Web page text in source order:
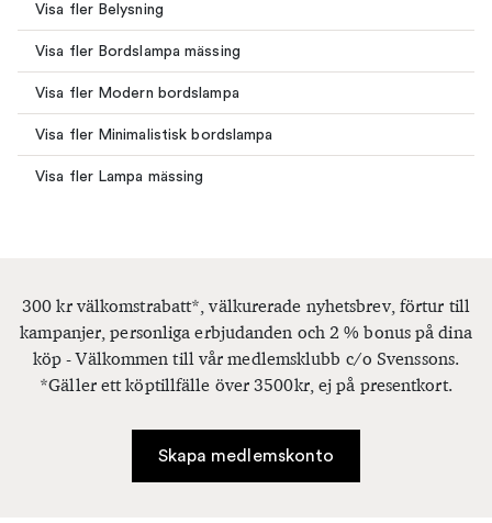
Visa fler Belysning
Visa fler Bordslampa mässing
Visa fler Modern bordslampa
Visa fler Minimalistisk bordslampa
Visa fler Lampa mässing
300 kr välkomstrabatt*, välkurerade nyhetsbrev, förtur till
kampanjer, personliga erbjudanden och 2 % bonus på dina
köp - Välkommen till vår medlemsklubb c/o Svenssons.
*Gäller ett köptillfälle över 3500kr, ej på presentkort.
Skapa medlemskonto